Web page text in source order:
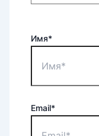
Имя*
Email*